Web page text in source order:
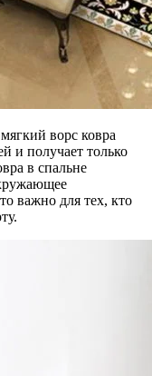
ворс ковра
и получает только
в спальне
важно для тех, кто